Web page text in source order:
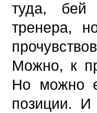
туда, бей
тренера,
Можно, к
Но можно
позиции. И